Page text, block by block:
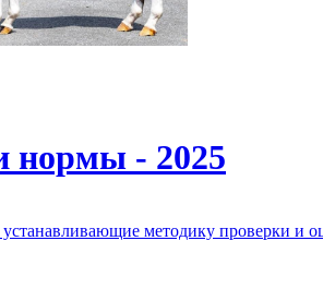
- 2025
методику проверки